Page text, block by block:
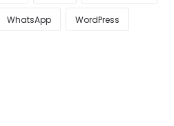
WhatsApp WordPress